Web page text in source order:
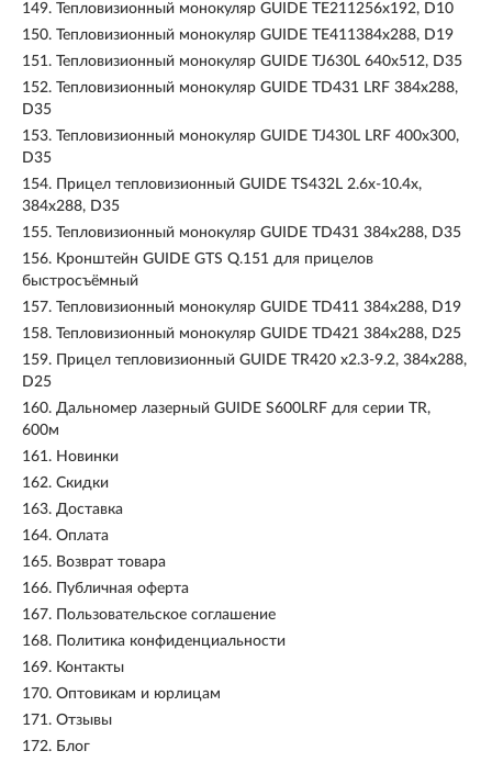
149. Тепловизионный монокуляр GUIDE TE211256х192, D10
150. Тепловизионный монокуляр GUIDE TE411384x288, D19
151. Тепловизионный монокуляр GUIDE TJ630L 640х512, D35
152. Тепловизионный монокуляр GUIDE TD431 LRF 384х288,
D35
153. Тепловизионный монокуляр GUIDE TJ430L LRF 400х300,
D35
154.
Прицел тепловизионный GUIDE TS432L 2.6x-10.4x,
384x288, D35
155. Тепловизионный монокуляр GUIDE TD431 384х288, D35
156. Кронштейн GUIDE GTS Q.151 для прицелов
быстросъёмный
157. Тепловизионный монокуляр GUIDE TD411 384х288, D19
158. Тепловизионный монокуляр GUIDE TD421 384х288, D25
159.
Прицел тепловизионный GUIDE TR420 x2.3-9.2, 384x288,
D25
160. Дальномер лазерный GUIDE S600LRF для серии TR,
600м
161. Новинки
162. Скидки
163. Доставка
164. Оплата
165. Возврат товара
166.
Публичная оферта
167.
Пользовательское соглашение
168.
Политика конфиденциальности
169. Контакты
170. Оптовикам и юрлицам
171. Отзывы
172. Блог